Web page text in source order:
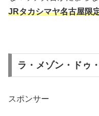
JRタカシマヤ名古屋限
ラ・メゾン・ドゥ
スポンサー